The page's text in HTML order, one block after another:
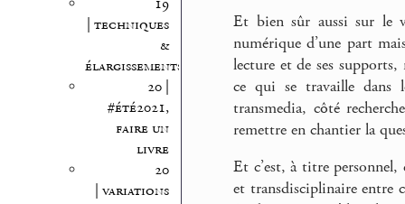
19
| techniques
&
élargissements
20 |
#été2021,
faire un
livre
20
| variations
Et bien sûr aussi sur le
numérique d’une part
lecture et de ses
ce qui se travaille dans
transmedia, côté
remettre en chantier la
Et c’est, à titre
et transdisciplinaire entre